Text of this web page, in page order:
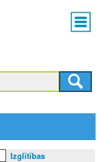
Main
menu
Izglītības